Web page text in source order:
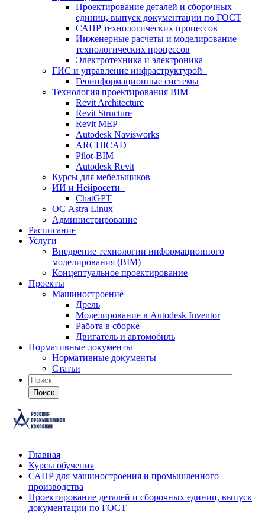
Проектирование деталей и сборочных
единиц, выпуск документации по ГОСТ
САПР технологических процессов
Инженерные расчеты и моделирование
технологических процессов
Электротехника и электроника
ГИС и управление инфраструктурой
Геоинформационные системы
Технология проектирования BIM
Revit Architecture
Revit Structure
Revit MEP
Autodesk Navisworks
ARCHICAD
Pilot-BIM
Autodesk Revit
Курсы для мебельщиков
ИИ и Нейросети
ChatGPT
ОС Astra Linux
Администрирование
Расписание
Услуги
Внедрение технологии информационного
моделирования (BIM)
Концептуальное проектирование
Проекты
Машиностроение
Дрель
Моделирование в Autodesk Inventor
Работа в сборке
Двигатель и автомобиль
Нормативные документы
Нормативные документы
Статьи
Поиск
Главная
Курсы обучения
САПР для машиностроения и промышленного
производства
Проектирование деталей и сборочных единиц, выпуск
документации по ГОСТ